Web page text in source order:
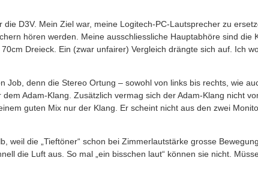
D3V. Mein Ziel war, meine Logitech-PC-Lautsprecher zu
hören werden. Meine ausschliessliche Hauptabhöre sind die
Dreieck. Ein (zwar unfairer) Vergleich drängte sich auf. Ich
denn die Stereo Ortung – sowohl von links bis rechts, wie
Adam-Klang. Zusätzlich vermag sich der Adam-Klang nicht
guten Mix nur der Klang. Er scheint nicht aus den zwei
die „Tieftöner“ schon bei Zimmerlautstärke grosse
die Luft aus. So mal „ein bisschen laut“ können sie nicht.